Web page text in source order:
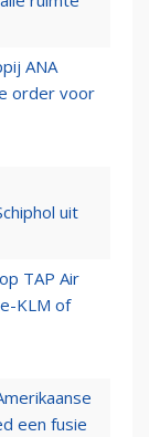
ANA
order voor
uit
TAP Air
KLM of
een fusie